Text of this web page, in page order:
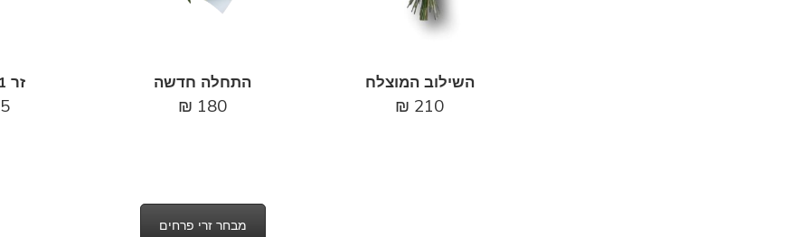
השילוב המוצלח
210
₪
התחלה חדשה
180
₪
זר 11 ורדים
מבחר זרי פרחים